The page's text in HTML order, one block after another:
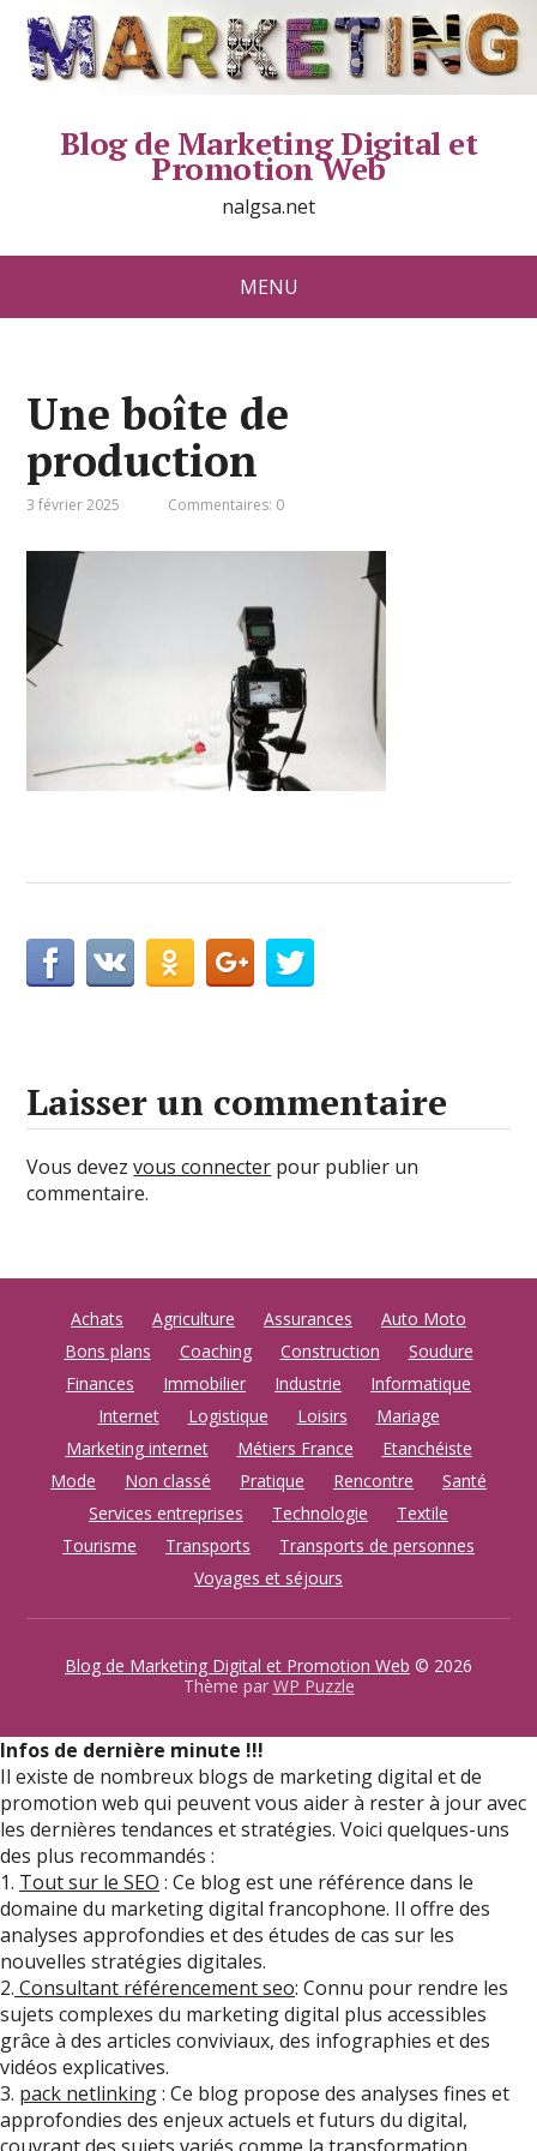
Blog de Marketing Digital et
Promotion Web
nalgsa.net
MENU
Une boîte de
production
3 février 2025 Commentaires: 0
Laisser un commentaire
Vous devezvous connecter pour publier un
commentaire.
Achats Agriculture Assurances
Auto Moto
Bons plans
Coaching Construction
Soudure
Finances
Immobilier Industrie
Informatique
Internet
Logistique Loisirs
Mariage
Marketing internet
Métiers France
Etanchéiste
Mode
Non classé Pratique Rencontre
Santé
Services entreprises
Technologie
Textile
Tourisme
Transports
Transports de personnes
Voyages et séjours
Blog de Marketing Digital et Promotion Web © 2026
Thème par WP Puzzle
Infos de dernière minute !!!
Il existe de nombreux blogs de marketing digital et de
promotion web qui peuvent vous aider à rester à jour avec
les dernières tendances et stratégies. Voici quelques-uns
des plus recommandés :
1. Tout sur le SEO : Ce blog est une référence dans le
domaine du marketing digital francophone. Il offre des
analyses approfondies et des études de cas sur les
nouvelles stratégies digitales.
2. Consultant référencement seo: Connu pour rendre les
sujets complexes du marketing digital plus accessibles
grâce à des articles conviviaux, des infographies et des
vidéos explicatives.
3. pack netlinking: Ce blog propose des analyses fines et
approfondies des enjeux actuels et futurs du digital,